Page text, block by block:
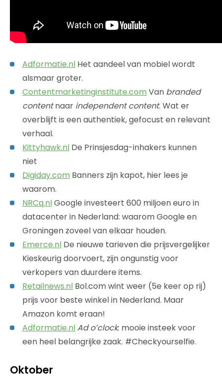
Adformatie.nl Het aandeel van mobiel wordt
alsmaar groter.
Contentmarketinginstitute.com Van branded
contentnaar independent content. Wat er
overblijft is een authentiek, gefocust en relevant
verhaal.
Kittyhawk.nl De Prinsjesdag-inhakers kunnen
niet
Digiday.com Banners zijn kapot, hier lees je
waarom.
NRCq.nlGoogle investeert 600 miljoen euro in
datacenter in Nederland: waarom Google en
Groningen zoveel van elkaar houden.
Emerce.nl De nieuwe tarieven die prijsvergelijker
Kieskeurig doorvoert, zijn ongunstig voor
verkopers van duurdere items.
Retailnews.nl Bol.com wint weer (5e keer op rij)
prijs voor beste winkel in Nederland. Maar
Amazon komt eraan!
Adformatie.nlAd o’clock: mooie insteek voor
een heel belangrijke zaak. #Checkyourselfie.
Oktober